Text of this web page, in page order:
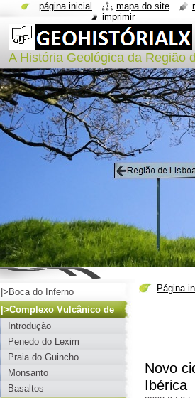
A História Geológica da Região
Página
Novo
Ibérica
|>Boca do Inferno
|>Complexo Vulcânico de
Lisboa
Introdução
Penedo do Lexim
Praia do Guincho
Monsanto
Basaltos
página inicial mapa do site
imprimir